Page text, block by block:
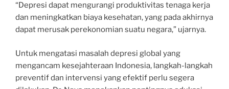
“Depresi dapat mengurangi produktivitas tenaga kerja
dan meningkatkan biaya kesehatan, yang pada akhirnya
dapat merusak perekonomian suatu negara,” ujarnya.
Untuk mengatasi masalah depresi global yang
mengancam kesejahteraan Indonesia, langkah-langkah
preventif dan intervensi yang efektif perlu segera